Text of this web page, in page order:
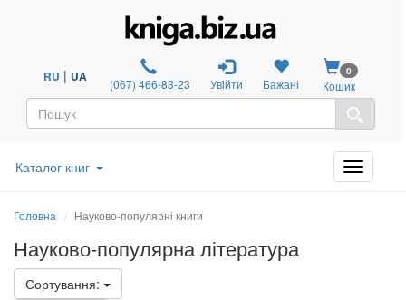
RU | UA (067) 466-83-23 Увійти Бажані
0
Кошик
Каталог книг
Головна Науково-популярні книги
Науково-популярна література
Сортування: